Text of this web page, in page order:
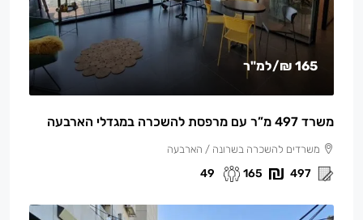
165 ₪ /למ"ר
משרד 497 מ”ר עם מרפסת להשכרה במגדלי הארבעה
משרדים להשכרה בשרונה / הארבעה
497
165
49